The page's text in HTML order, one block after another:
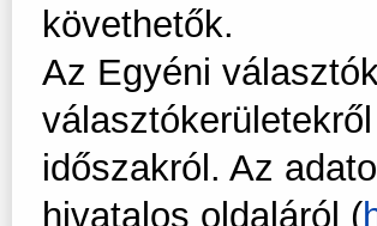
követhetők.
Az Egyéni
időszakról. Az
hivatalos oldaláról (